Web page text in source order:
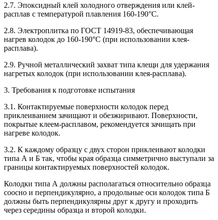
2.7. Эпоксидный клей холодного отверждения или клей-
расплав с температурой плавления 160-190°С.
2.8. Электроплитка по ГОСТ 14919-83, обеспечивающая
нагрев колодок до 160-190°С (при использовании клея-
расплава).
2.9. Ручной металлический захват типа клещи для удержания
нагретых колодок (при использовании клея-расплава).
3. Требования к подготовке испытания
3.1. Контактируемые поверхности колодок перед
приклеиванием зачищают и обезжиривают. Поверхности,
покрытые клеем-расплавом, рекомендуется зачищать при
нагреве колодок.
3.2. К каждому образцу с двух сторон приклеивают колодки
типа А и Б так, чтобы края образца симметрично выступали за
границы контактируемых поверхностей колодок.
Колодки типа А должны располагаться относительно образца
соосно и перпендикулярно, а продольные оси колодок типа Б
должны быть перпендикулярны друг к другу и проходить
через середины образца и второй колодки.